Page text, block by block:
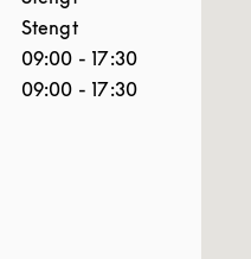
Stengt
09:00 - 17:30
09:00 - 17:30